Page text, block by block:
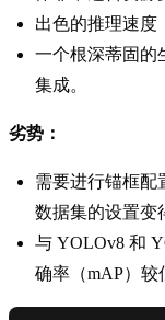
出色的推理速度
一个根深蒂固的
集成。
劣势：
需要进行锚框配
数据集的设置变
与 YOLOv8 和
确率（mAP）较